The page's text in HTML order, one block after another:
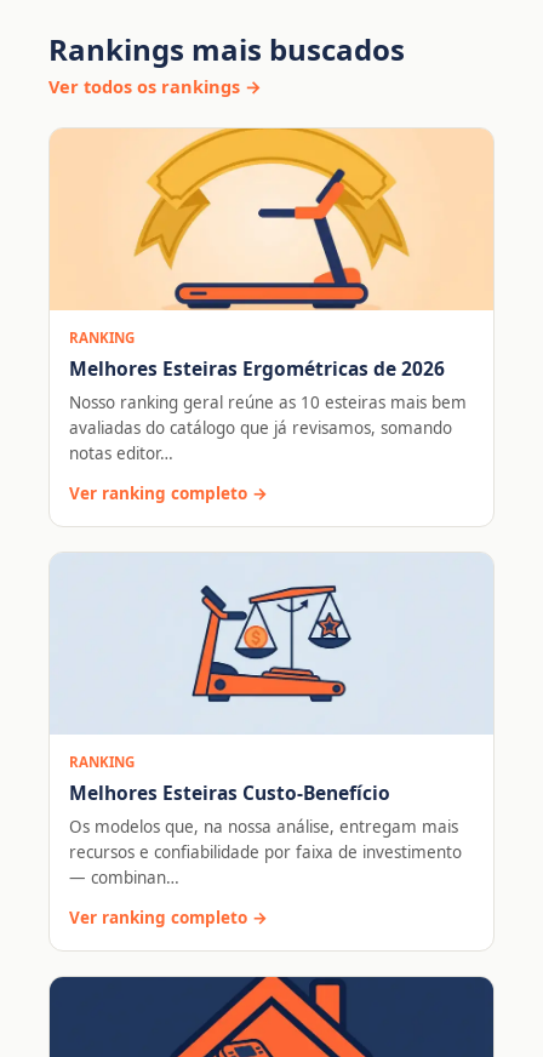
Rankings mais buscados
Ver todos os rankings →
RANKING
Melhores Esteiras Ergométricas de 2026
Nosso ranking geral reúne as 10 esteiras mais bem
avaliadas do catálogo que já revisamos, somando
notas editor…
Ver ranking completo →
RANKING
Melhores Esteiras Custo-Benefício
Os modelos que, na nossa análise, entregam mais
recursos e confiabilidade por faixa de investimento
— combinan…
Ver ranking completo →